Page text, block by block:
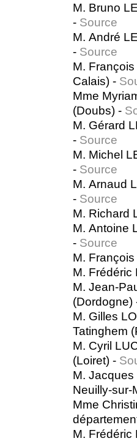
M. Bruno
- Source
M. André
- Source
M.
Calais) -
Mme
(Doubs) -
M. Gérard
- Source
M. Michel
- Source
M. Arnaud
- Source
M. Richard
M. Antoine
- Source
M.
M. Frédéric
M. Jean-
M. Gilles
Tatinghem
M. Cyril
(Loiret) -
M.
Neuilly-sur-
Mme
M. Frédéric